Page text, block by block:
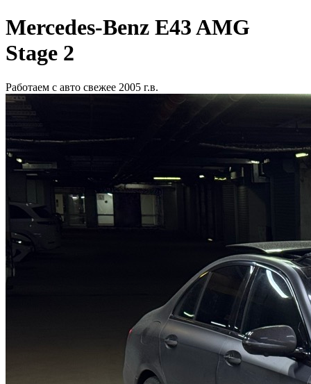
Mercedes-Benz E43 AMG
Stage 2
Работаем с авто свежее 2005 г.в.